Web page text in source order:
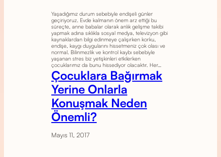
Yaşadığımız durum sebebiyle endişeli günler
geçiriyoruz. Evde kalmanın önem arz ettiği bu
süreçte, anne babalar olarak anlık gelişme takibi
yapmak adına sıklıkla sosyal medya, televizyon gibi
kaynaklardan bilgi edinmeye çalışırken korku,
endişe, kaygı duygularını hissetmeniz çok olası ve
normal. Bilinmezlik ve kontrol kaybı sebebiyle
yaşanan stres biz yetişkinleri etkilerken
çocuklarımız da bunu hissediyor olacaktır. Her…
Çocuklara Bağırmak
Yerine Onlarla
Konuşmak Neden
Önemli?
Mayıs 11, 2017